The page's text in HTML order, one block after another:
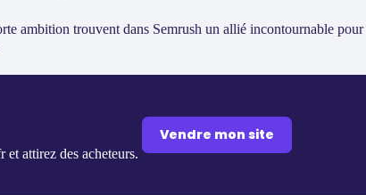
ambition trouvent dans Semrush un allié incontournable pour
attirez des acheteurs.
Vendre mon site